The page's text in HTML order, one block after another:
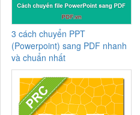
3 cách chuyển PPT
(Powerpoint) sang PDF nhanh
và chuẩn nhất